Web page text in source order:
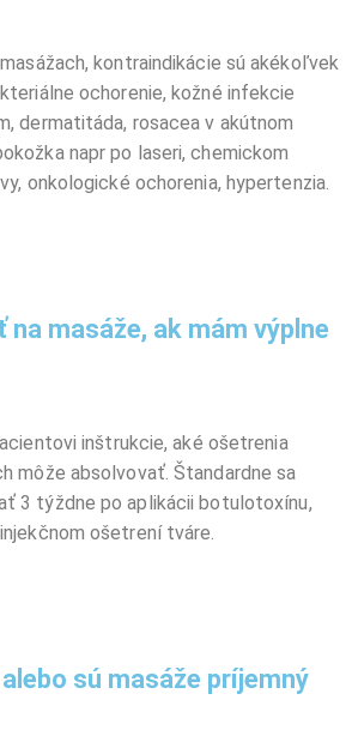
kontraindikácie sú akékoľvek
ochorenie, kožné infekcie
dermatitáda, rosacea v akútnom
napr po laseri, chemickom
onkologické ochorenia, hypertenzia.
na masáže, ak mám výplne
inštrukcie, aké ošetrenia
môže absolvovať. Štandardne sa
3 týždne po aplikácii botulotoxínu,
ošetrení tváre.
sú masáže príjemný